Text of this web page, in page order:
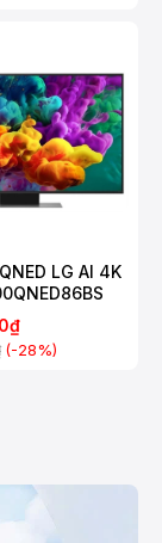
LG AI 4K
(-28%)